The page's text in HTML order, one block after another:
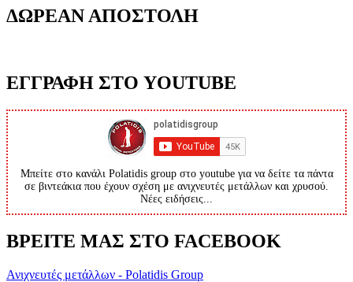
ΔΩΡΕΑΝ ΑΠΟΣΤΟΛΗ
ΕΓΓΡΑΦΗ ΣΤΟ YOUTUBE
Μπείτε στο κανάλι Polatidis group στο youtube για να δείτε τα πάντα
σε βιντεάκια που έχουν σχέση με ανιχνευτές μετάλλων και χρυσού.
Νέες ειδήσεις...
ΒΡΕΙΤΕ ΜΑΣ ΣΤΟ FACEBOOK
Ανιχνευτές μετάλλων - Polatidis Group